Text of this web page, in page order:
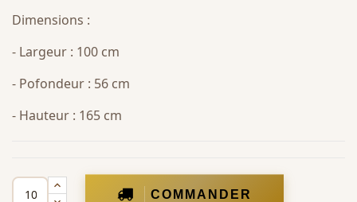
Dimensions :
- Largeur : 100 cm
- Pofondeur : 56 cm
- Hauteur : 165 cm
COMMANDER